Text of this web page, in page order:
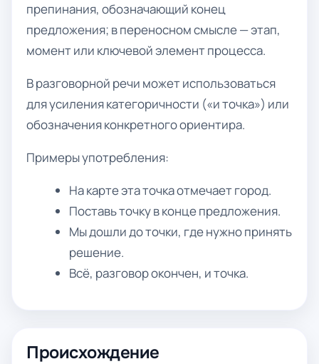
препинания, обозначающий конец
предложения; в переносном смысле — этап,
момент или ключевой элемент процесса.
В разговорной речи может использоваться
для усиления категоричности («и точка») или
обозначения конкретного ориентира.
Примеры употребления:
На карте эта точка отмечает город.
Поставь точку в конце предложения.
Мы дошли до точки, где нужно принять
решение.
Всё, разговор окончен, и точка.
Происхождение